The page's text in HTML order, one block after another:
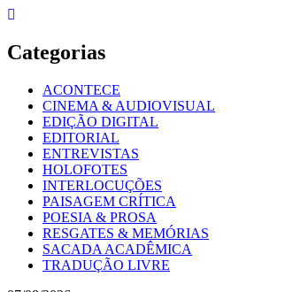
Skip
content
Categorias
ACONTECE
CINEMA & AUDIOVISUAL
EDIÇÃO DIGITAL
EDITORIAL
ENTREVISTAS
HOLOFOTES
INTERLOCUÇÕES
PAISAGEM CRÍTICA
POESIA & PROSA
RESGATES & MEMÓRIAS
SACADA ACADÊMICA
TRADUÇÃO LIVRE